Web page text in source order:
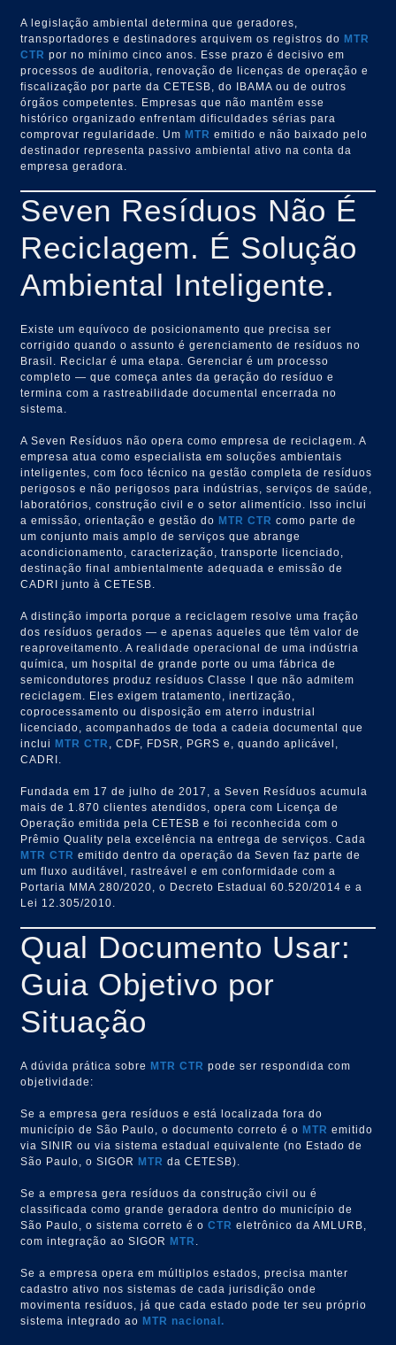
A legislação ambiental determina que geradores,
transportadores e destinadores arquivem os registros do MTR
CTR por no mínimo cinco anos. Esse prazo é decisivo em
processos de auditoria, renovação de licenças de operação e
fiscalização por parte da CETESB, do IBAMA ou de outros
órgãos competentes. Empresas que não mantêm esse
histórico organizado enfrentam dificuldades sérias para
comprovar regularidade. Um MTR emitido e não baixado pelo
destinador representa passivo ambiental ativo na conta da
empresa geradora.
Seven Resíduos Não É
Reciclagem. É Solução
Ambiental Inteligente.
Existe um equívoco de posicionamento que precisa ser
corrigido quando o assunto é gerenciamento de resíduos no
Brasil. Reciclar é uma etapa. Gerenciar é um processo
completo — que começa antes da geração do resíduo e
termina com a rastreabilidade documental encerrada no
sistema.
A Seven Resíduos não opera como empresa de reciclagem. A
empresa atua como especialista em soluções ambientais
inteligentes, com foco técnico na gestão completa de resíduos
perigosos e não perigosos para indústrias, serviços de saúde,
laboratórios, construção civil e o setor alimentício. Isso inclui
a emissão, orientação e gestão do MTR CTR como parte de
um conjunto mais amplo de serviços que abrange
acondicionamento, caracterização, transporte licenciado,
destinação final ambientalmente adequada e emissão de
CADRI junto à CETESB.
A distinção importa porque a reciclagem resolve uma fração
dos resíduos gerados — e apenas aqueles que têm valor de
reaproveitamento. A realidade operacional de uma indústria
química, um hospital de grande porte ou uma fábrica de
semicondutores produz resíduos Classe I que não admitem
reciclagem. Eles exigem tratamento, inertização,
coprocessamento ou disposição em aterro industrial
licenciado, acompanhados de toda a cadeia documental que
inclui MTR CTR
, CDF, FDSR, PGRS e, quando aplicável,
CADRI.
Fundada em 17 de julho de 2017, a Seven Resíduos acumula
mais de 1.870 clientes atendidos, opera com Licença de
Operação emitida pela CETESB e foi reconhecida com o
Prêmio Quality pela excelência na entrega de serviços. Cada
MTR CTR emitido dentro da operação da Seven faz parte de
um fluxo auditável, rastreável e em conformidade com a
Portaria MMA 280/2020, o Decreto Estadual 60.520/2014 e a
Lei 12.305/2010.
Qual Documento Usar:
Guia Objetivo por
Situação
A dúvida prática sobre MTR CTR pode ser respondida com
objetividade:
Se a empresa gera resíduos e está localizada fora do
município de São Paulo, o documento correto é o MTR emitido
via SINIR ou via sistema estadual equivalente (no Estado de
São Paulo, o SIGOR MTR da CETESB).
Se a empresa gera resíduos da construção civil ou é
classificada como grande geradora dentro do município de
São Paulo, o sistema correto é o CTR eletrônico da AMLURB,
com integração ao SIGOR MTR
Se a empresa opera em múltiplos estados, precisa manter
cadastro ativo nos sistemas de cada jurisdição onde
movimenta resíduos, já que cada estado pode ter seu próprio
sistema integrado ao MTR nacional.